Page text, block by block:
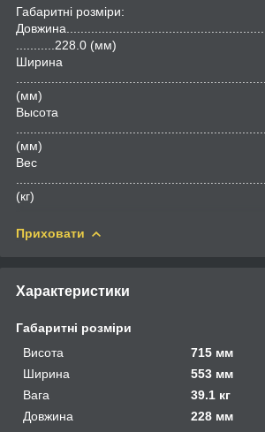
Габаритні розміри:
...........228.0 (мм)
Ширина
(мм)
Высота
(мм)
Вес
(кг)
Приховати
Характеристики
Габаритні розміри
Висота
715 мм
Ширина
553 мм
Вага
39.1 кг
Довжина
228 мм